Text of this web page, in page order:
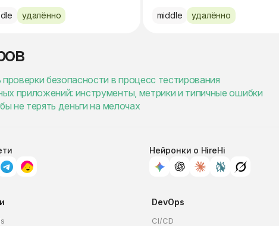
удалённо middle удалённо
безопасности в процесс тестирования
приложений: инструменты, метрики и типичные ошибки
не терять деньги на мелочах
Нейронки о HireHi
DevOps
CI/CD